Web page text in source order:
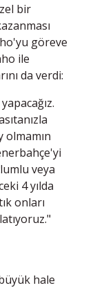
bir
göreve
ile
da verdi:
veya
4 yılda
onları
hale